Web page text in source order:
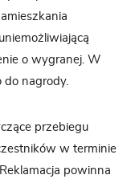
o wygranej. W
do nagrody.
przebiegu
w terminie
powinna